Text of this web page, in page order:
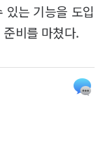
있는 기능을 도입
비를 마쳤다.